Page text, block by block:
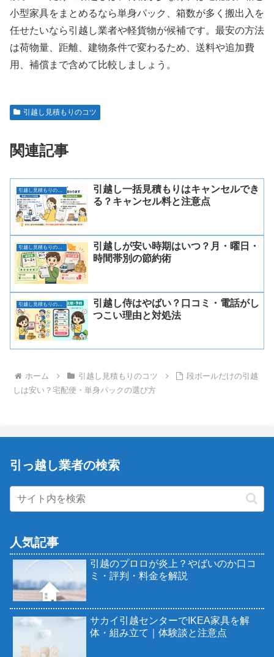
小型家具をまとめるなら単身パック、箱数が多く搬出入を
任せたいなら引越し業者や軽貨物が候補です。最安の方法
は荷物量、距離、建物条件で変わるため、送料や追加費
用、補償まで含めて比較しましょう。
引越し見積もりのコツ
関連記事
引越し見積もりのコツ
引越し一括見積もりはキャンセルでき
る？キャンセル料と注意点
引越し見積もりのコツ
引越しが安い時期はいつ？月・曜日・
時間帯別の節約術
引越し見積もりのコツ
引越し侍はやばい？口コミ・電話がし
つこい理由と対処法
ホーム 引越し見積もりのコツ
段ボールだけの引越
しは安い？宅配便・単身パックの選び方
引っ越し業者の検索
人気記事
引越のプロロが炎上？やばいのか口コ
ミ・評判・料金を解説
サカイ引越センターでIKEA家具を解
体・組み立て｜体験談と注意点